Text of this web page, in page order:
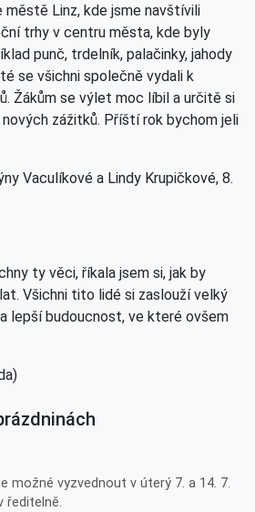
městě Linz, kde jsme navštívili
trhy v centru města, kde byly
punč, trdelník, palačinky, jahody
se všichni společně vydali k
Žákům se výlet moc líbil a určitě si
zážitků. Příští rok bychom jeli
Vaculíkové a Lindy Krupičkové, 8.
ty věci, říkala jsem si, jak by
Všichni tito lidé si zaslouží velký
lepší budoucnost, ve které ovšem
možné vyzvednout v úterý 7. a 14. 7.
ředitelně.